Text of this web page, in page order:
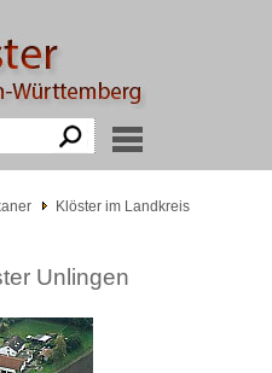
Klöster im Landkreis
Unlingen